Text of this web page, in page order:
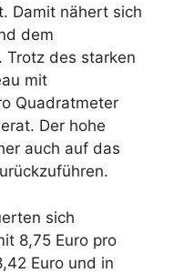
Damit nähert sich
dem
Trotz des starken
mit
Quadratmeter
Der hohe
auch auf das
sich
8,75 Euro pro
Euro und in